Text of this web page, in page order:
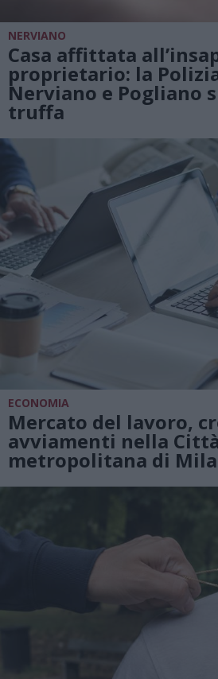
NERVIANO
Casa affittata
proprietario: la
Nerviano e Pogliano
truffa
ECONOMIA
Mercato del lavoro,
avviamenti nella
metropolitana di